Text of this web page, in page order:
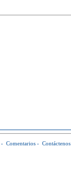
- Comentarios - Contáctenos